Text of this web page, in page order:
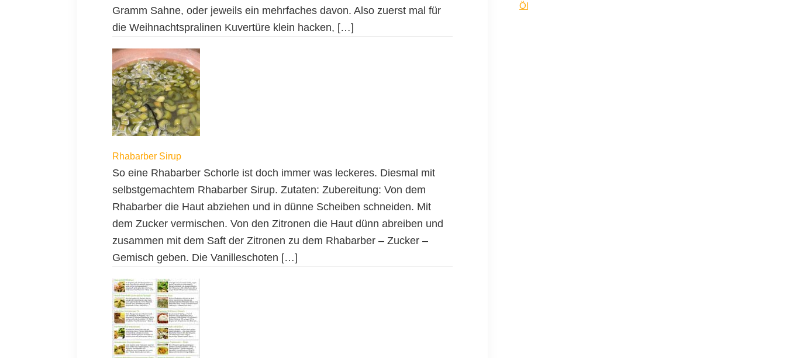
Gramm Sahne, oder jeweils ein mehrfaches davon. Also zuerst mal für
die Weihnachtspralinen Kuvertüre klein hacken, […]
Rhabarber Sirup
So eine Rhabarber Schorle ist doch immer was leckeres. Diesmal mit
selbstgemachtem Rhabarber Sirup. Zutaten: Zubereitung: Von dem
Rhabarber die Haut abziehen und in dünne Scheiben schneiden. Mit
dem Zucker vermischen. Von den Zitronen die Haut dünn abreiben und
zusammen mit dem Saft der Zitronen zu dem Rhabarber – Zucker –
Gemisch geben. Die Vanilleschoten […]
Öl